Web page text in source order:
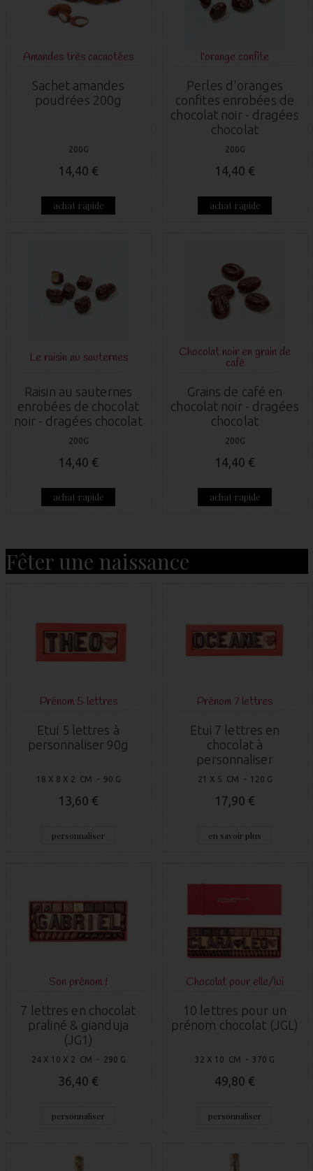
Amandes très cacaotées
Sachet amandes
poudrées 200g
200G
14,40 €
achat rapide
l'orange confite
Perles d'oranges
confites enrobées de
chocolat noir - dragées
chocolat
200G
14,40 €
achat rapide
Le raisin au sauternes
Raisin au sauternes
enrobées de chocolat
noir - dragées chocolat
200G
14,40 €
achat rapide
Chocolat noir en grain de
café
Grains de café en
chocolat noir - dragées
chocolat
200G
14,40 €
achat rapide
Fêter une naissance
Prénom 5 lettres
Etui 5 lettres à
personnaliser 90g
18 X 8 X 2 CM - 90 G
13,60 €
personnaliser
Prénom 7 lettres
Etui 7 lettres en
chocolat à
personnaliser
21 X 5 CM - 120 G
17,90 €
en savoir plus
Son prénom !
7 lettres en chocolat
praliné & gianduja
(JG1)
24 X 10 X 2 CM - 290 G
36,40 €
personnaliser
Chocolat pour elle/lui
10 lettres pour un
prénom chocolat (JGL)
32 X 10 CM - 370 G
49,80 €
personnaliser